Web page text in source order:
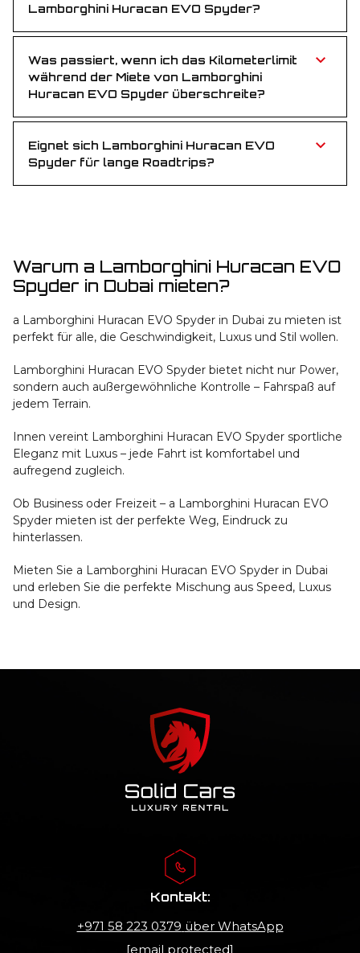
Lamborghini Huracan EVO Spyder?
werden mit einem kleinen Betrag pro zusätzlichem
Kilometer berechnet.
Was passiert, wenn ich das Kilometerlimit
während der Miete von Lamborghini
Huracan EVO Spyder überschreite?
Standardpreis pro Kilometer abgerechnet.
Eignet sich Lamborghini Huracan EVO
Spyder für lange Roadtrips?
Warum a Lamborghini Huracan EVO
Spyder in Dubai mieten?
a Lamborghini Huracan EVO Spyder in Dubai zu mieten ist
perfekt für alle, die Geschwindigkeit, Luxus und Stil wollen.
Lamborghini Huracan EVO Spyder bietet nicht nur Power,
sondern auch außergewöhnliche Kontrolle – Fahrspaß auf
jedem Terrain.
Innen vereint Lamborghini Huracan EVO Spyder sportliche
Eleganz mit Luxus – jede Fahrt ist komfortabel und
aufregend zugleich.
Ob Business oder Freizeit – a Lamborghini Huracan EVO
Spyder mieten ist der perfekte Weg, Eindruck zu
hinterlassen.
Mieten Sie a Lamborghini Huracan EVO Spyder in Dubai
und erleben Sie die perfekte Mischung aus Speed, Luxus
und Design.
Kontakt:
+971 58 223 0379 über WhatsApp
[email protected]